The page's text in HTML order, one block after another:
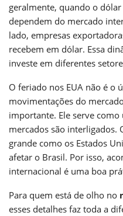
geralmente, quando o
dependem do mercado
lado, empresas
recebem em dólar. Essa
investe em diferentes
O feriado nos EUA não é o
movimentações do
importante. Ele serve
mercados são interligados.
grande como os Estados
afetar o Brasil. Por isso,
internacional é uma boa
Para quem está de olho no
esses detalhes faz toda a